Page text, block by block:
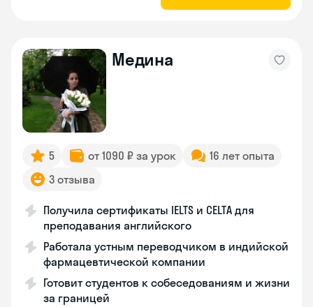
Медина
5 от 1090 ₽ за урок
16 лет опыта
3 отзыва
Получила сертификаты IELTS и CELTA для
преподавания английского
Работала устным переводчиком в индийской
фармацевтической компании
Готовит студентов к собеседованиям и жизни
за границей